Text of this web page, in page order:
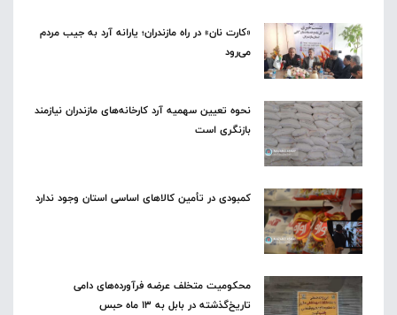
«کارت نان» در راه مازندران؛ یارانه آرد به جیب مردم
می‌رود
نحوه تعیین سهمیه آرد کارخانه‌های مازندران نیازمند
بازنگری است
کمبودی در تأمین کالاهای اساسی استان وجود ندارد
محکومیت متخلف عرضه فرآورده‌های دامی
تاریخ‌گذشته در بابل به ۱۳ ماه حبس